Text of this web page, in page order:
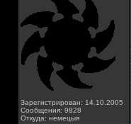
Зарегистрирован: 14.10.2005
Сообщения: 9828
Откуда: немецыя